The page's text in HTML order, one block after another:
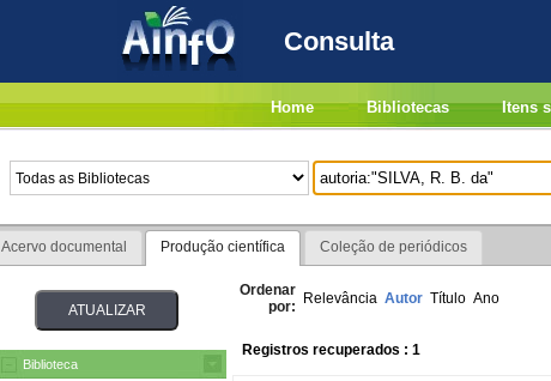
Consulta
Home Bibliotecas Itens
Acervo documental Produção científica Coleção de periódicos
Biblioteca
Ordenar
por: Relevância Autor Título Ano
Registros recuperados : 1